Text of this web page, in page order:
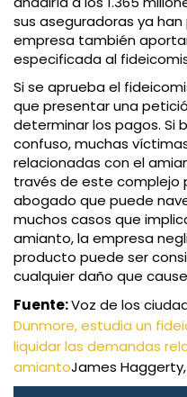
sus aseguradoras ya
empresa también
especificada al
Si se aprueba el
que presentar una
determinar los pagos. Si
confuso, muchas
relacionadas con el
través de este complejo
abogado que puede
muchos casos que
amianto, la empresa
producto puede ser
cualquier daño que
Fuente:Voz de los
Dunmore, estudia un
liquidar las demandas
amiantoJames